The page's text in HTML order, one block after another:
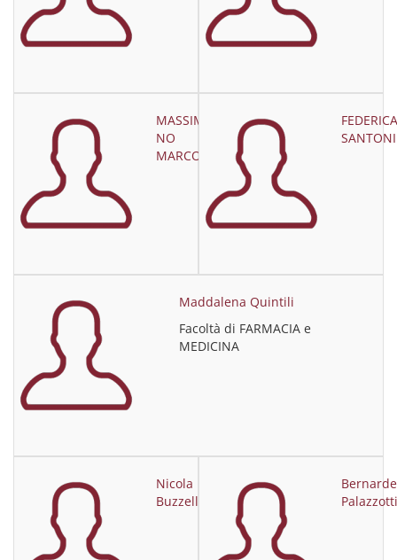
MASSIMILIA
NO
MARCONI
FEDERICA
SANTONI
Maddalena Quintili
Facoltà di FARMACIA e
MEDICINA
Nicola
Buzzelli
Palazzotti